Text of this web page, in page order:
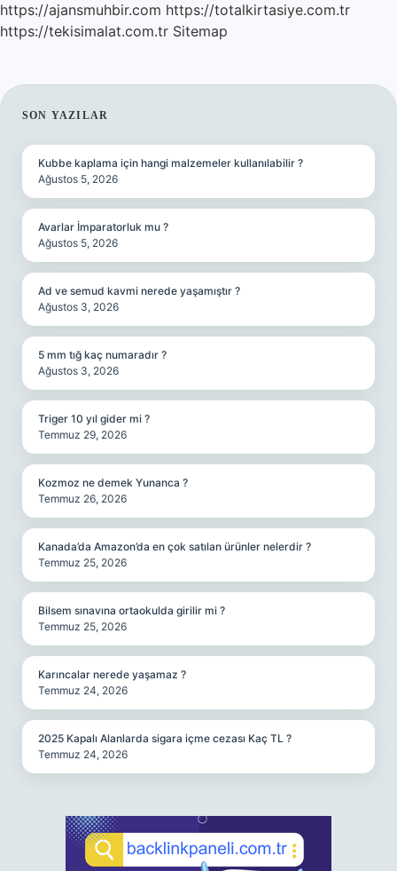
https://ajansmuhbir.com https://totalkirtasiye.com.tr
https://tekisimalat.com.tr Sitemap
SIDEBAR
SON YAZILAR
Kubbe kaplama için hangi malzemeler kullanılabilir ?
Ağustos 5, 2026
Avarlar İmparatorluk mu ?
Ağustos 5, 2026
Ad ve semud kavmi nerede yaşamıştır ?
Ağustos 3, 2026
5 mm tığ kaç numaradır ?
Ağustos 3, 2026
Triger 10 yıl gider mi ?
Temmuz 29, 2026
Kozmoz ne demek Yunanca ?
Temmuz 26, 2026
Kanada’da Amazon’da en çok satılan ürünler nelerdir ?
Temmuz 25, 2026
Bilsem sınavına ortaokulda girilir mi ?
Temmuz 25, 2026
Karıncalar nerede yaşamaz ?
Temmuz 24, 2026
2025 Kapalı Alanlarda sigara içme cezası Kaç TL ?
Temmuz 24, 2026